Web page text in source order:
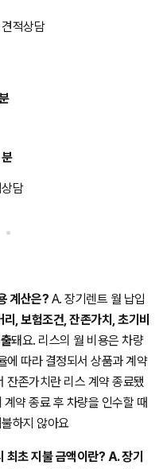
적상담
담
계산은? A. 장기렌트 월 납입
, 보험조건, 잔존가치, 초기비
돼요. 리스의 월 비용은 차량
에 따라 결정되서 상품과 계약
잔존가치란 리스 계약 종료됐
약 종료 후 차량을 인수할 때
하지 않아요
최초 지불 금액이란? A. 장기